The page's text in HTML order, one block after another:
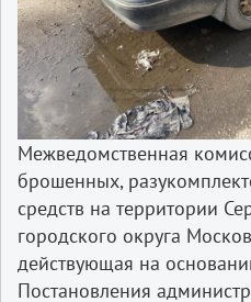
Межведомственная
брошенных,
средств на территории
городского округа
действующая на
Постановления